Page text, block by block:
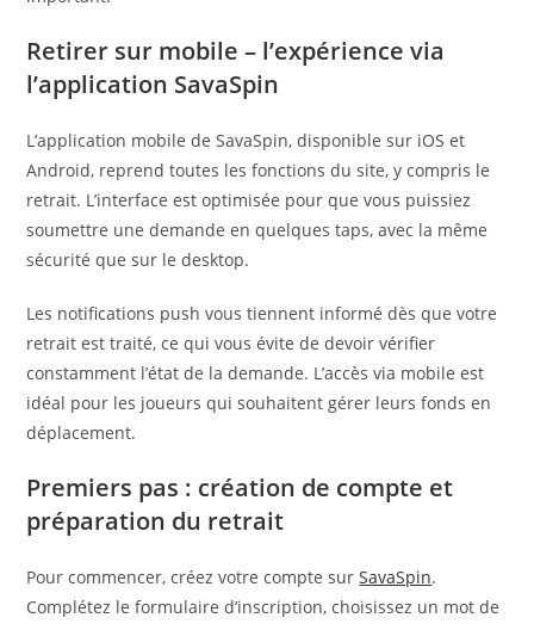
Retirer sur mobile – l’expérience via
l’application SavaSpin
L’application mobile de SavaSpin, disponible sur iOS et
Android, reprend toutes les fonctions du site, y compris le
retrait. L’interface est optimisée pour que vous puissiez
soumettre une demande en quelques taps, avec la même
sécurité que sur le desktop.
Les notifications push vous tiennent informé dès que votre
retrait est traité, ce qui vous évite de devoir vérifier
constamment l’état de la demande. L’accès via mobile est
idéal pour les joueurs qui souhaitent gérer leurs fonds en
déplacement.
Premiers pas : création de compte et
préparation du retrait
Pour commencer, créez votre compte surSavaSpin.
Complétez le formulaire d’inscription, choisissez un mot de